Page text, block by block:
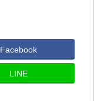
Facebook
LINE